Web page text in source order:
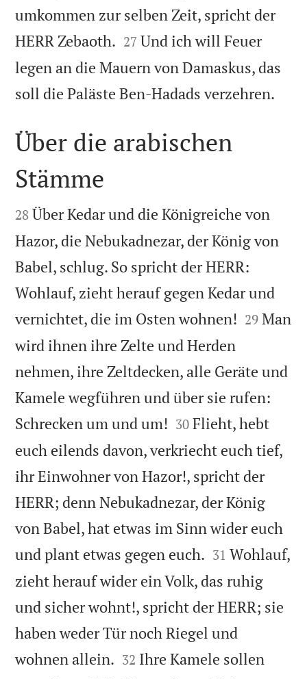
umkommen zur selben Zeit, spricht der
HERR Zebaoth. 

27 Und ich will Feuer
legen an die Mauern von Damaskus, das
soll die Paläste Ben-Hadads verzehren.

Über die arabischen
Stämme

28 Über Kedar und die Königreiche von
Hazor, die Nebukadnezar, der König von
Babel, schlug. So spricht der HERR:
Wohlauf, zieht herauf gegen Kedar und
vernichtet, die im Osten wohnen! 

29 Man
wird ihnen ihre Zelte und Herden
nehmen, ihre Zeltdecken, alle Geräte und
Kamele wegführen und über sie rufen:
Schrecken um und um! 

30 Flieht, hebt
euch eilends davon, verkriecht euch tief,
ihr Einwohner von Hazor!, spricht der
HERR; denn Nebukadnezar, der König
von Babel, hat etwas im Sinn wider euch
und plant etwas gegen euch. 

31 Wohlauf,
zieht herauf wider ein Volk, das ruhig
und sicher wohnt!, spricht der HERR; sie
haben weder Tür noch Riegel und
wohnen allein. 

32 Ihre Kamele sollen